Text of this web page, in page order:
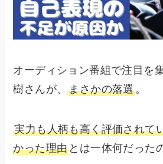
オーディション番組で注目を
樹さんが、まさかの落選。
実力も人柄も高く評価されて
かった理由 とは一体何だった